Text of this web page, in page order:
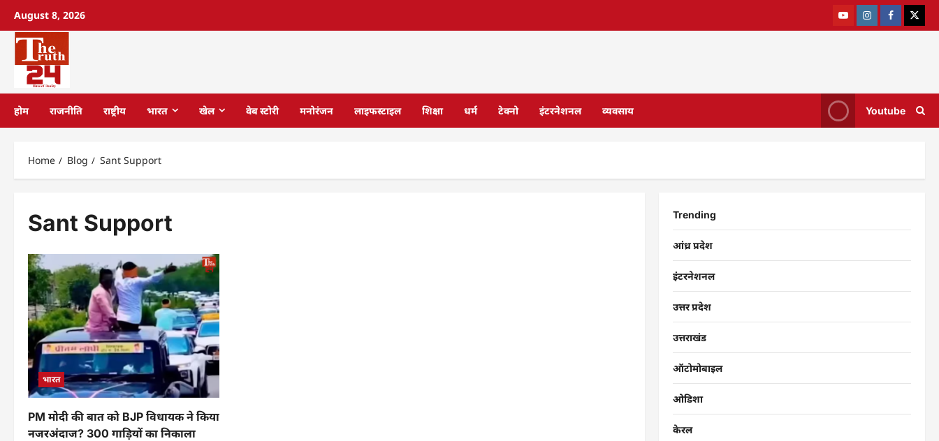
August 8, 2026
होम राजनीति राष्ट्रीय भारत खेल वेब स्टोरी मनोरंजन लाइफस्टाइल शिक्षा धर्म टेक्नो इंटरनेशनल व्यवसाय Youtube
Home Blog Sant Support
Sant Support
भारत
PM मोदी की बात को BJP विधायक ने किया
नजरअंदाज? 300 गाड़ियों का निकाला
Trending
आंध्र प्रदेश
इंटरनेशनल
उत्तर प्रदेश
उत्तराखंड
ऑटोमोबाइल
ओडिशा
केरल